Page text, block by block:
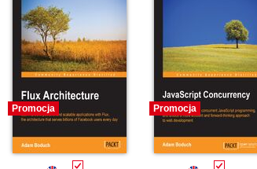
Promocja Promocja